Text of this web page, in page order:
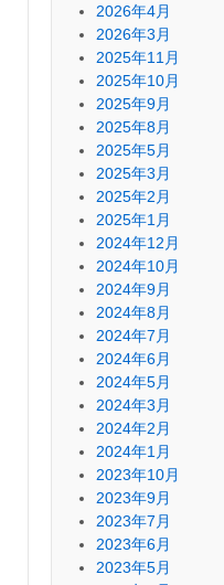
2026年4月
2026年3月
2025年11月
2025年10月
2025年9月
2025年8月
2025年5月
2025年3月
2025年2月
2025年1月
2024年12月
2024年10月
2024年9月
2024年8月
2024年7月
2024年6月
2024年5月
2024年3月
2024年2月
2024年1月
2023年10月
2023年9月
2023年7月
2023年6月
2023年5月